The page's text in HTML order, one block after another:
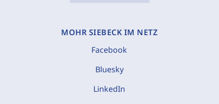
MOHR SIEBECK IM NETZ
Facebook
Bluesky
LinkedIn